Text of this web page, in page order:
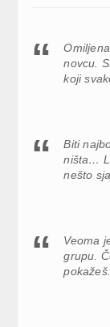
novcu.
koji
Biti
ništa…
nešto
Veoma
grupu.
pokažeš.